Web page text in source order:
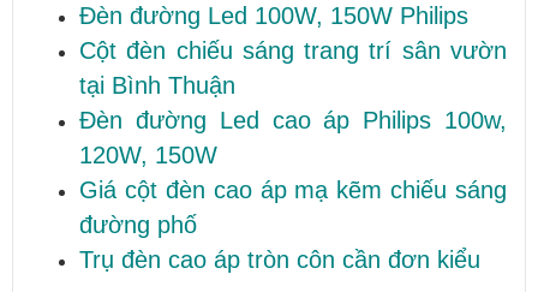
Đèn đường Led 100W, 150W Philips
Cột đèn chiếu sáng trang trí sân vườn
tại Bình Thuận
Đèn đường Led cao áp Philips 100w,
120W, 150W
Giá cột đèn cao áp mạ kẽm chiếu sáng
đường phố
Trụ đèn cao áp tròn côn cần đơn kiểu